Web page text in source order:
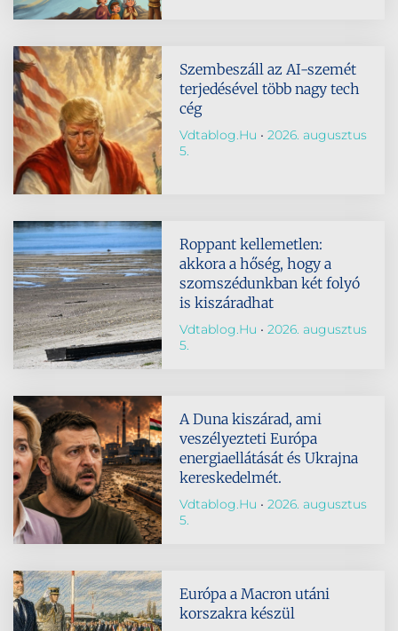
Szembeszáll az AI-szemét
terjedésével több nagy tech
cég
Vdtablog.hu
2026. augusztus
5.
Roppant kellemetlen:
akkora a hőség, hogy a
szomszédunkban két folyó
is kiszáradhat
Vdtablog.hu
2026. augusztus
5.
A Duna kiszárad, ami
veszélyezteti Európa
energiaellátását és Ukrajna
kereskedelmét.
Vdtablog.hu
2026. augusztus
5.
Európa a Macron utáni
korszakra készül